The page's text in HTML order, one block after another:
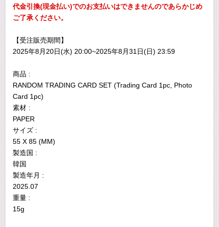
代金引換(現金払い)でのお支払いはできませんのであらかじめ
ご了承ください。
【受注販売期間】
2025年8月20日(水) 20:00~2025年8月31日(日) 23:59
商品 :
RANDOM TRADING CARD SET (Trading Card 1pc, Photo
Card 1pc)
素材 :
PAPER
サイズ :
55 X 85 (MM)
製造国 :
韓国
製造年月 :
2025.07
重量 :
15g